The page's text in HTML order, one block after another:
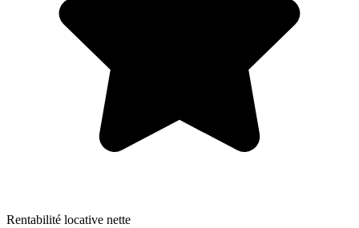
Rentabilité locative nette